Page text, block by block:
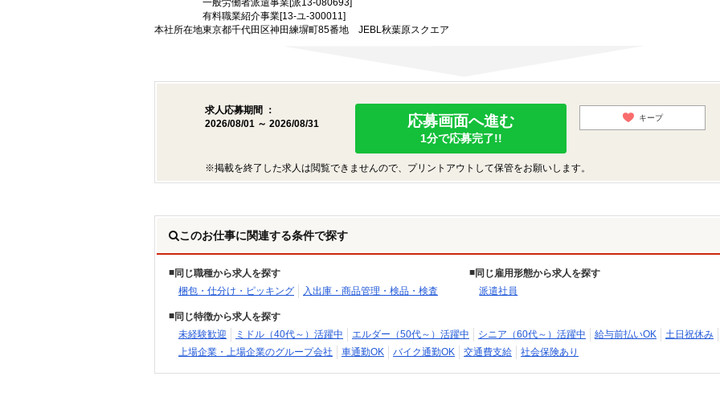
一般労働者派遣事業[派13-080693]
有料職業紹介事業[13-ユ-300011]
本社所在地東京都千代田区神田練塀町85番地 JEBL秋葉原スクエア
求人応募期間 ：
2026/08/01 ～ 2026/08/31
応募画面へ進む
1分で応募完了!!
キープ
※掲載を終了した求人は閲覧できませんので、プリントアウトして保管をお願いします。
このお仕事に関連する条件で探す
同じ職種から求人を探す
梱包・仕分け・ピッキング
入出庫・商品管理・検品・検査
同じ雇用形態から求人を探す
派遣社員
同じ特徴から求人を探す
未経験歓迎
ミドル（40代～）活躍中 エルダー（50代～）活躍中 シニア（60代～）活躍中 給与前払いOK
土日祝休み
上場企業・上場企業のグループ会社
車通勤OK バイク通勤OK 交通費支給 社会保険あり